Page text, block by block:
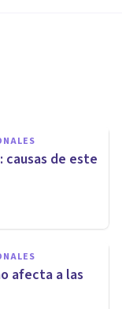
de este
afecta a las
la vida